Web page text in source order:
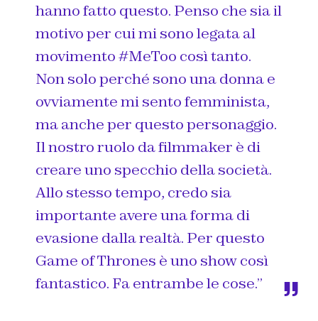
hanno fatto questo. Penso che sia il
motivo per cui mi sono legata al
movimento #MeToo così tanto.
Non solo perché sono una donna e
ovviamente mi sento femminista,
ma anche per questo personaggio.
Il nostro ruolo da filmmaker è di
creare uno specchio della società.
Allo stesso tempo, credo sia
importante avere una forma di
evasione dalla realtà. Per questo
Game of Thrones è uno show così
fantastico. Fa entrambe le cose.”